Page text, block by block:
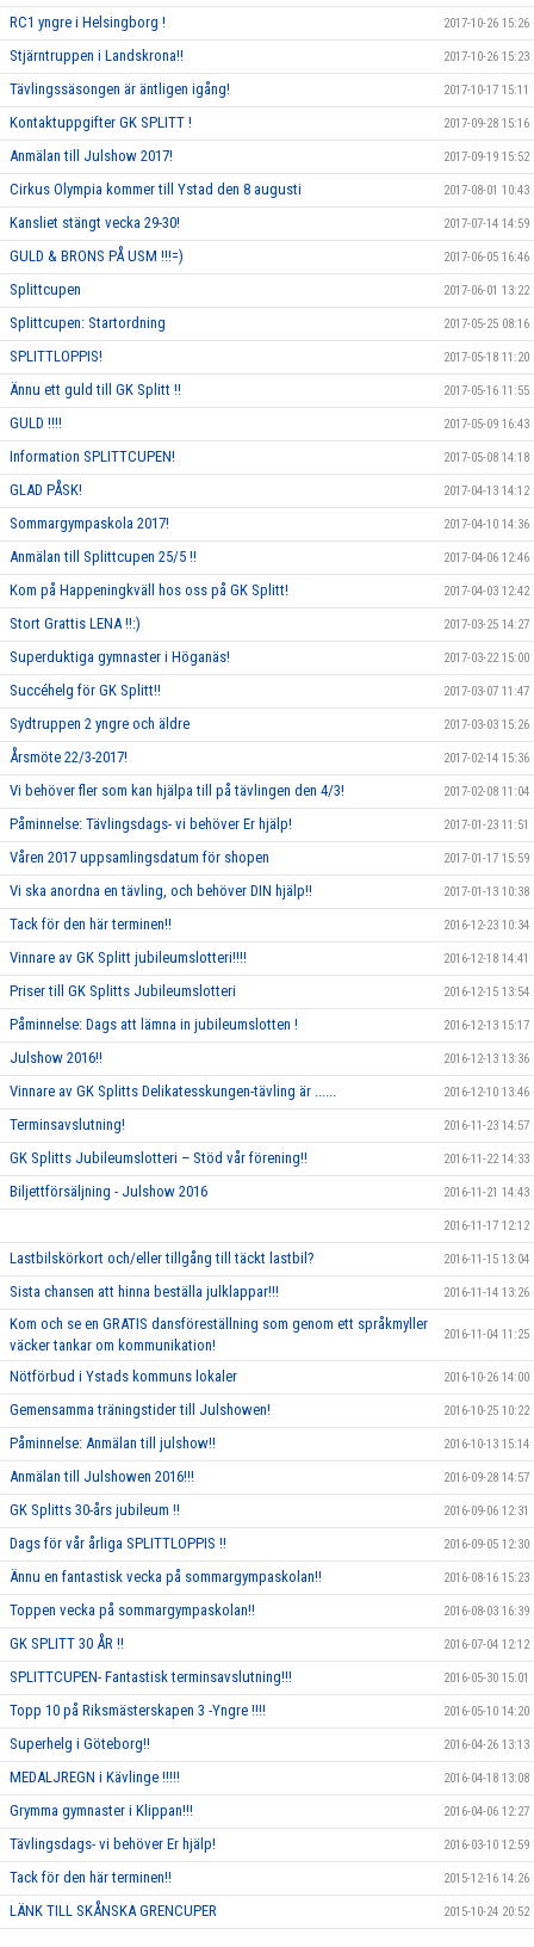
RC1 yngre i Helsingborg ! 2017-10-26 15:26
Stjärntruppen i Landskrona!! 2017-10-26 15:23
Tävlingssäsongen är äntligen igång! 2017-10-17 15:11
Kontaktuppgifter GK SPLITT ! 2017-09-28 15:16
Anmälan till Julshow 2017! 2017-09-19 15:52
Cirkus Olympia kommer till Ystad den 8 augusti 2017-08-01 10:43
Kansliet stängt vecka 29-30! 2017-07-14 14:59
GULD & BRONS PÅ USM !!!=) 2017-06-05 16:46
Splittcupen 2017-06-01 13:22
Splittcupen: Startordning 2017-05-25 08:16
SPLITTLOPPIS! 2017-05-18 11:20
Ännu ett guld till GK Splitt !! 2017-05-16 11:55
GULD !!!! 2017-05-09 16:43
Information SPLITTCUPEN! 2017-05-08 14:18
GLAD PÅSK! 2017-04-13 14:12
Sommargympaskola 2017! 2017-04-10 14:36
Anmälan till Splittcupen 25/5 !! 2017-04-06 12:46
Kom på Happeningkväll hos oss på GK Splitt! 2017-04-03 12:42
Stort Grattis LENA !!:) 2017-03-25 14:27
Superduktiga gymnaster i Höganäs! 2017-03-22 15:00
Succéhelg för GK Splitt!! 2017-03-07 11:47
Sydtruppen 2 yngre och äldre 2017-03-03 15:26
Årsmöte 22/3-2017! 2017-02-14 15:36
Vi behöver fler som kan hjälpa till på tävlingen den 4/3! 2017-02-08 11:04
Påminnelse: Tävlingsdags- vi behöver Er hjälp! 2017-01-23 11:51
Våren 2017 uppsamlingsdatum för shopen 2017-01-17 15:59
Vi ska anordna en tävling, och behöver DIN hjälp!! 2017-01-13 10:38
Tack för den här terminen!! 2016-12-23 10:34
Vinnare av GK Splitt jubileumslotteri!!!! 2016-12-18 14:41
Priser till GK Splitts Jubileumslotteri 2016-12-15 13:54
Påminnelse: Dags att lämna in jubileumslotten ! 2016-12-13 15:17
Julshow 2016!! 2016-12-13 13:36
Vinnare av GK Splitts Delikatesskungen-tävling är ...... 2016-12-10 13:46
Terminsavslutning! 2016-11-23 14:57
GK Splitts Jubileumslotteri – Stöd vår förening!! 2016-11-22 14:33
Biljettförsäljning - Julshow 2016 2016-11-21 14:43
2016-11-17 12:12
Lastbilskörkort och/eller tillgång till täckt lastbil? 2016-11-15 13:04
Sista chansen att hinna beställa julklappar!!! 2016-11-14 13:26
Kom och se en GRATIS dansföreställning som genom ett språkmyller
väcker tankar om kommunikation!
2016-11-04 11:25
Nötförbud i Ystads kommuns lokaler 2016-10-26 14:00
Gemensamma träningstider till Julshowen! 2016-10-25 10:22
Påminnelse: Anmälan till julshow!! 2016-10-13 15:14
Anmälan till Julshowen 2016!!! 2016-09-28 14:57
GK Splitts 30-års jubileum !! 2016-09-06 12:31
Dags för vår årliga SPLITTLOPPIS !! 2016-09-05 12:30
Ännu en fantastisk vecka på sommargympaskolan!! 2016-08-16 15:23
Toppen vecka på sommargympaskolan!! 2016-08-03 16:39
GK SPLITT 30 ÅR !! 2016-07-04 12:12
SPLITTCUPEN- Fantastisk terminsavslutning!!! 2016-05-30 15:01
Topp 10 på Riksmästerskapen 3 -Yngre !!!! 2016-05-10 14:20
Superhelg i Göteborg!! 2016-04-26 13:13
MEDALJREGN i Kävlinge !!!!! 2016-04-18 13:08
Grymma gymnaster i Klippan!!! 2016-04-06 12:27
Tävlingsdags- vi behöver Er hjälp! 2016-03-10 12:59
Tack för den här terminen!! 2015-12-16 14:26
LÄNK TILL SKÅNSKA GRENCUPER 2015-10-24 20:52